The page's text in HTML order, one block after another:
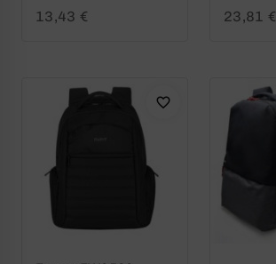
013,43 €
0
23,81 €